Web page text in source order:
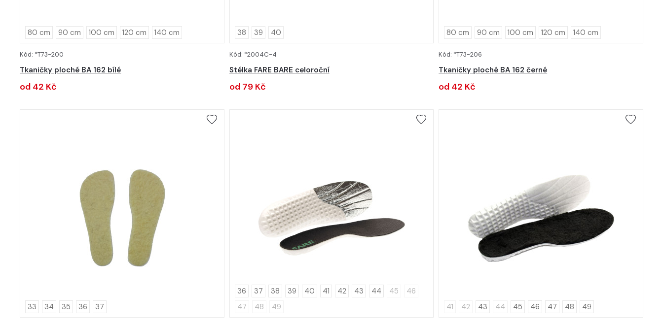
80 cm 90 cm 100 cm 120 cm 140 cm
Kód: *T73-200
Tkaničky ploché BA 162 bílé
od 42 Kč
38 39 40
Kód: *2004C-4
Stélka FARE BARE celoroční
od 79 Kč
80 cm 90 cm 100 cm 120 cm 140 cm
Kód: *T73-206
Tkaničky ploché BA 162 černé
od 42 Kč
33 34 35 36 37
36 37 38 39 40 41 42 43 44 45
46
47
48 49 41 42 43 44 45 46 47 48 49